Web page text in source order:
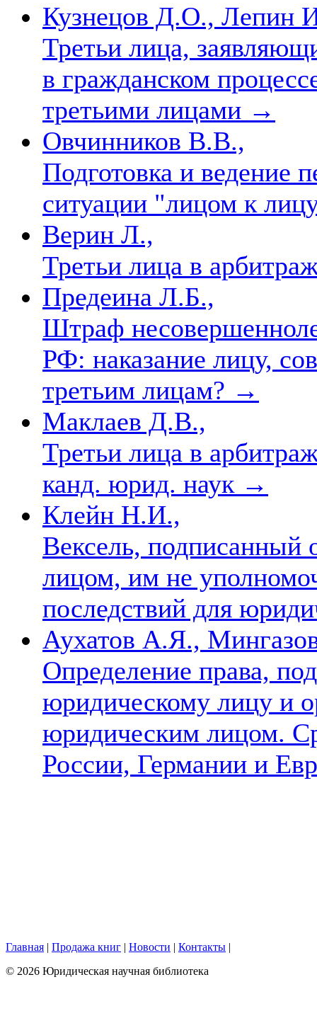
Кузнецов Д.О., Лепин
Третьи лица,
в гражданском
третьими лицами →
Овчинников В.В.,
Подготовка и ведение
ситуации "лицом к
Верин Л.,
Третьи лица в
Предеина Л.Б.,
Штраф
РФ: наказание лицу,
третьим лицам? →
Маклаев Д.В.,
Третьи лица в
канд. юрид. наук →
Клейн Н.И.,
Вексель, подписанный
лицом, им не
последствий для
Аухатов А.Я.,
Определение права,
юридическому лицу и
юридическим лицом.
России, Германии и
Главная | Продажа книг | Новости | Контакты |
© 2026 Юридическая научная библиотека